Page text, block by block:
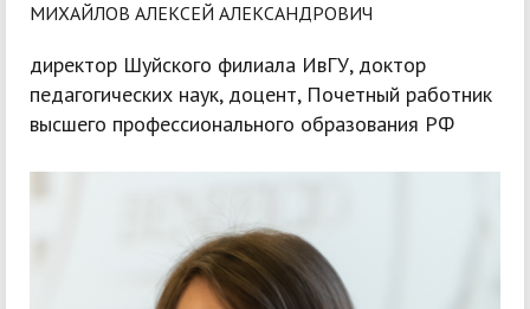
МИХАЙЛОВ АЛЕКСЕЙ АЛЕКСАНДРОВИЧ
директор Шуйского филиала ИвГУ, доктор
педагогических наук, доцент, Почетный работник
высшего профессионального образования РФ